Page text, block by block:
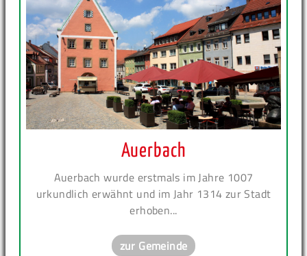
Auerbach
Auerbach wurde erstmals im Jahre 1007
urkundlich erwähnt und im Jahr 1314 zur Stadt
erhoben...
zur Gemeinde